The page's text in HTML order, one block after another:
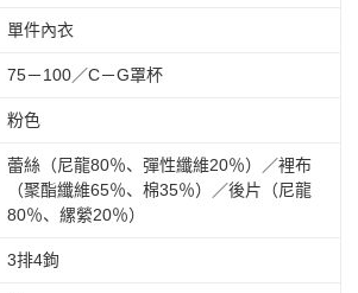
單件內衣
75－100／C－G罩杯
粉色
蕾絲（尼龍80％、彈性纖維20％）／裡布
（聚酯纖維65％、棉35％）／後片（尼龍
80％、縲縈20％）
3排4鉤